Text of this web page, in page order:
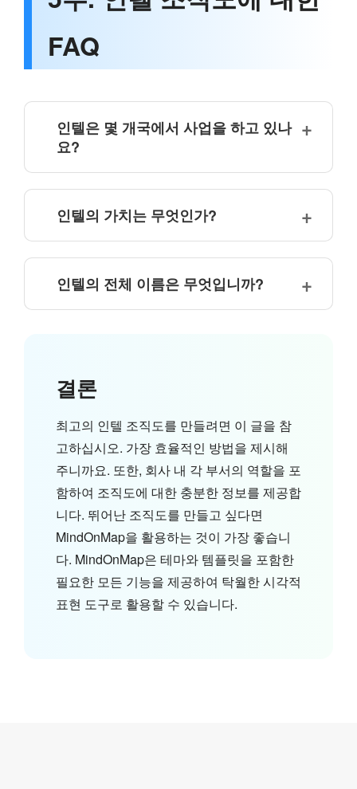
FAQ
인텔은 몇 개국에서 사업을 하고 있나
요?
인텔의 가치는 무엇인가?
인텔의 전체 이름은 무엇입니까?
결론
최고의 인텔 조직도를 만들려면 이 글을 참
고하십시오. 가장 효율적인 방법을 제시해
주니까요. 또한, 회사 내 각 부서의 역할을 포
함하여 조직도에 대한 충분한 정보를 제공합
니다. 뛰어난 조직도를 만들고 싶다면
MindOnMap을 활용하는 것이 가장 좋습니
다. MindOnMap은 테마와 템플릿을 포함한
필요한 모든 기능을 제공하여 탁월한 시각적
표현 도구로 활용할 수 있습니다.